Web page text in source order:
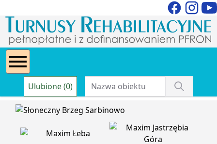
Ulubione (0)